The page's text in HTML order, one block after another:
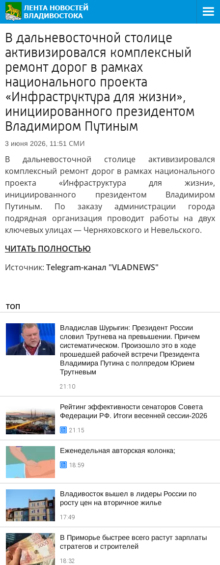
В дальневосточной столице
активизировался комплексный
ремонт дорог в рамках
национального проекта
«Инфраструктура для жизни»,
инициированного президентом
Владимиром Путиным
3 июня 2026, 11:51 СМИ
В дальневосточной столице активизировался
комплексный ремонт дорог в рамках национального
проекта «Инфраструктура для жизни»,
инициированного президентом Владимиром
Путиным. По заказу администрации города
подрядная организация проводит работы на двух
ключевых улицах — Черняховского и Невельского.
ЧИТАТЬ ПОЛНОСТЬЮ
Источник: Telegram-канал "VLADNEWS"
ТОП
Владислав Шурыгин: Президент России
словил Трутнева на превышении. Причем
систематическом. Произошло это в ходе
прошедшей рабочей встречи Президента
Владимира Путина с полпредом Юрием
Трутневым
21:10
Рейтинг эффективности сенаторов Совета
Федерации РФ. Итоги весенней сессии-2026
21:15
Еженедельная авторская колонка;
18:59
Владивосток вышел в лидеры России по
росту цен на вторичное жилье
17:49
В Приморье быстрее всего растут зарплаты
стратегов и строителей
18:32